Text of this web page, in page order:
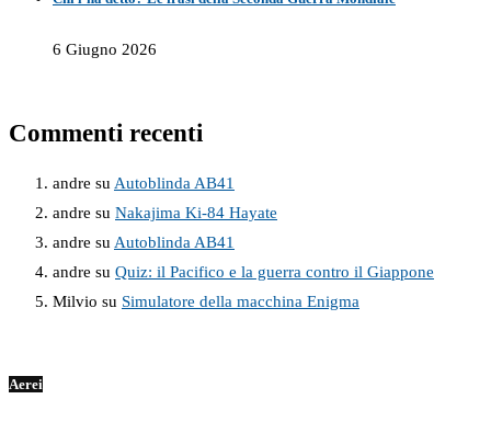
6 Giugno 2026
Commenti recenti
andre su Autoblinda AB41
andre su Nakajima Ki-84 Hayate
andre su Autoblinda AB41
andre su Quiz: il Pacifico e la guerra contro il Giappone
Milvio su Simulatore della macchina Enigma
Aerei